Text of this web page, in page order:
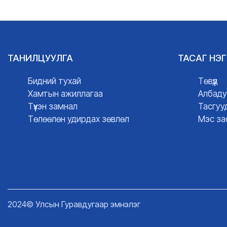
ТАНИЛЦУУЛГА
Бидний тухай
Хамтын ажиллагаа
Түүхэн замнал
Төлөөлөн удирдах зөвлөл
ТАСАГ
Төвүүд
Мэс
2024© Улсын Гуравдугаар эмнэлэг